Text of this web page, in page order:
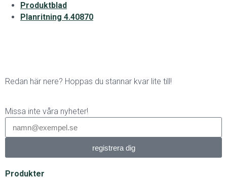
Produktblad
Planritning 4.40870
Redan här nere? Hoppas du stannar kvar lite till!
Missa inte våra nyheter!
registrera dig
Produkter